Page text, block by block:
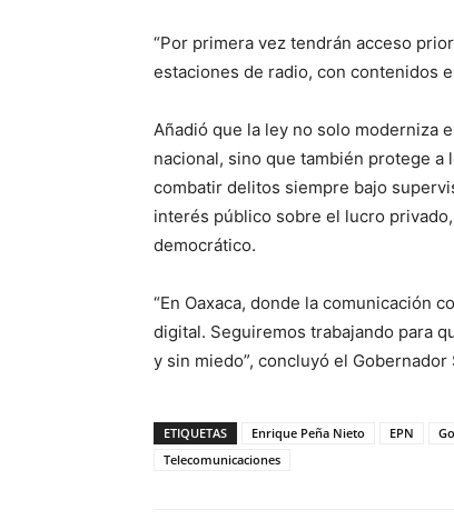
“Por primera vez tendrán acceso
estaciones de radio, con contenidos
Añadió que la ley no solo moderniza
nacional, sino que también protege
combatir delitos siempre bajo
interés público sobre el lucro
democrático.
“En Oaxaca, donde la comunicación
digital. Seguiremos trabajando para
y sin miedo”, concluyó el Gobernador
ETIQUETAS Enrique Peña Nieto EPN
Telecomunicaciones